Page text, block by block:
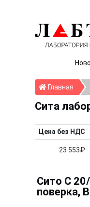
Главная
Сита
Цена без НДС
23 553₽
Сито С
поверка,